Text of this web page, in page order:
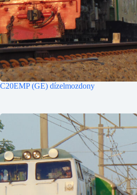
C20EMP (GE) dízelmozdony